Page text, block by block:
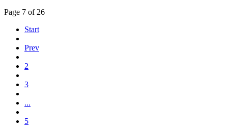
Page 7 of 26
Start
Prev
2
3
...
5